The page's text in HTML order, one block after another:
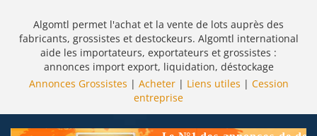
Algomtl permet l'achat et la vente de lots auprès des
fabricants, grossistes et destockeurs. Algomtl international
aide les importateurs, exportateurs et grossistes :
annonces import export, liquidation, déstockage
Annonces Grossistes | Acheter| Liens utiles | Cession
entreprise